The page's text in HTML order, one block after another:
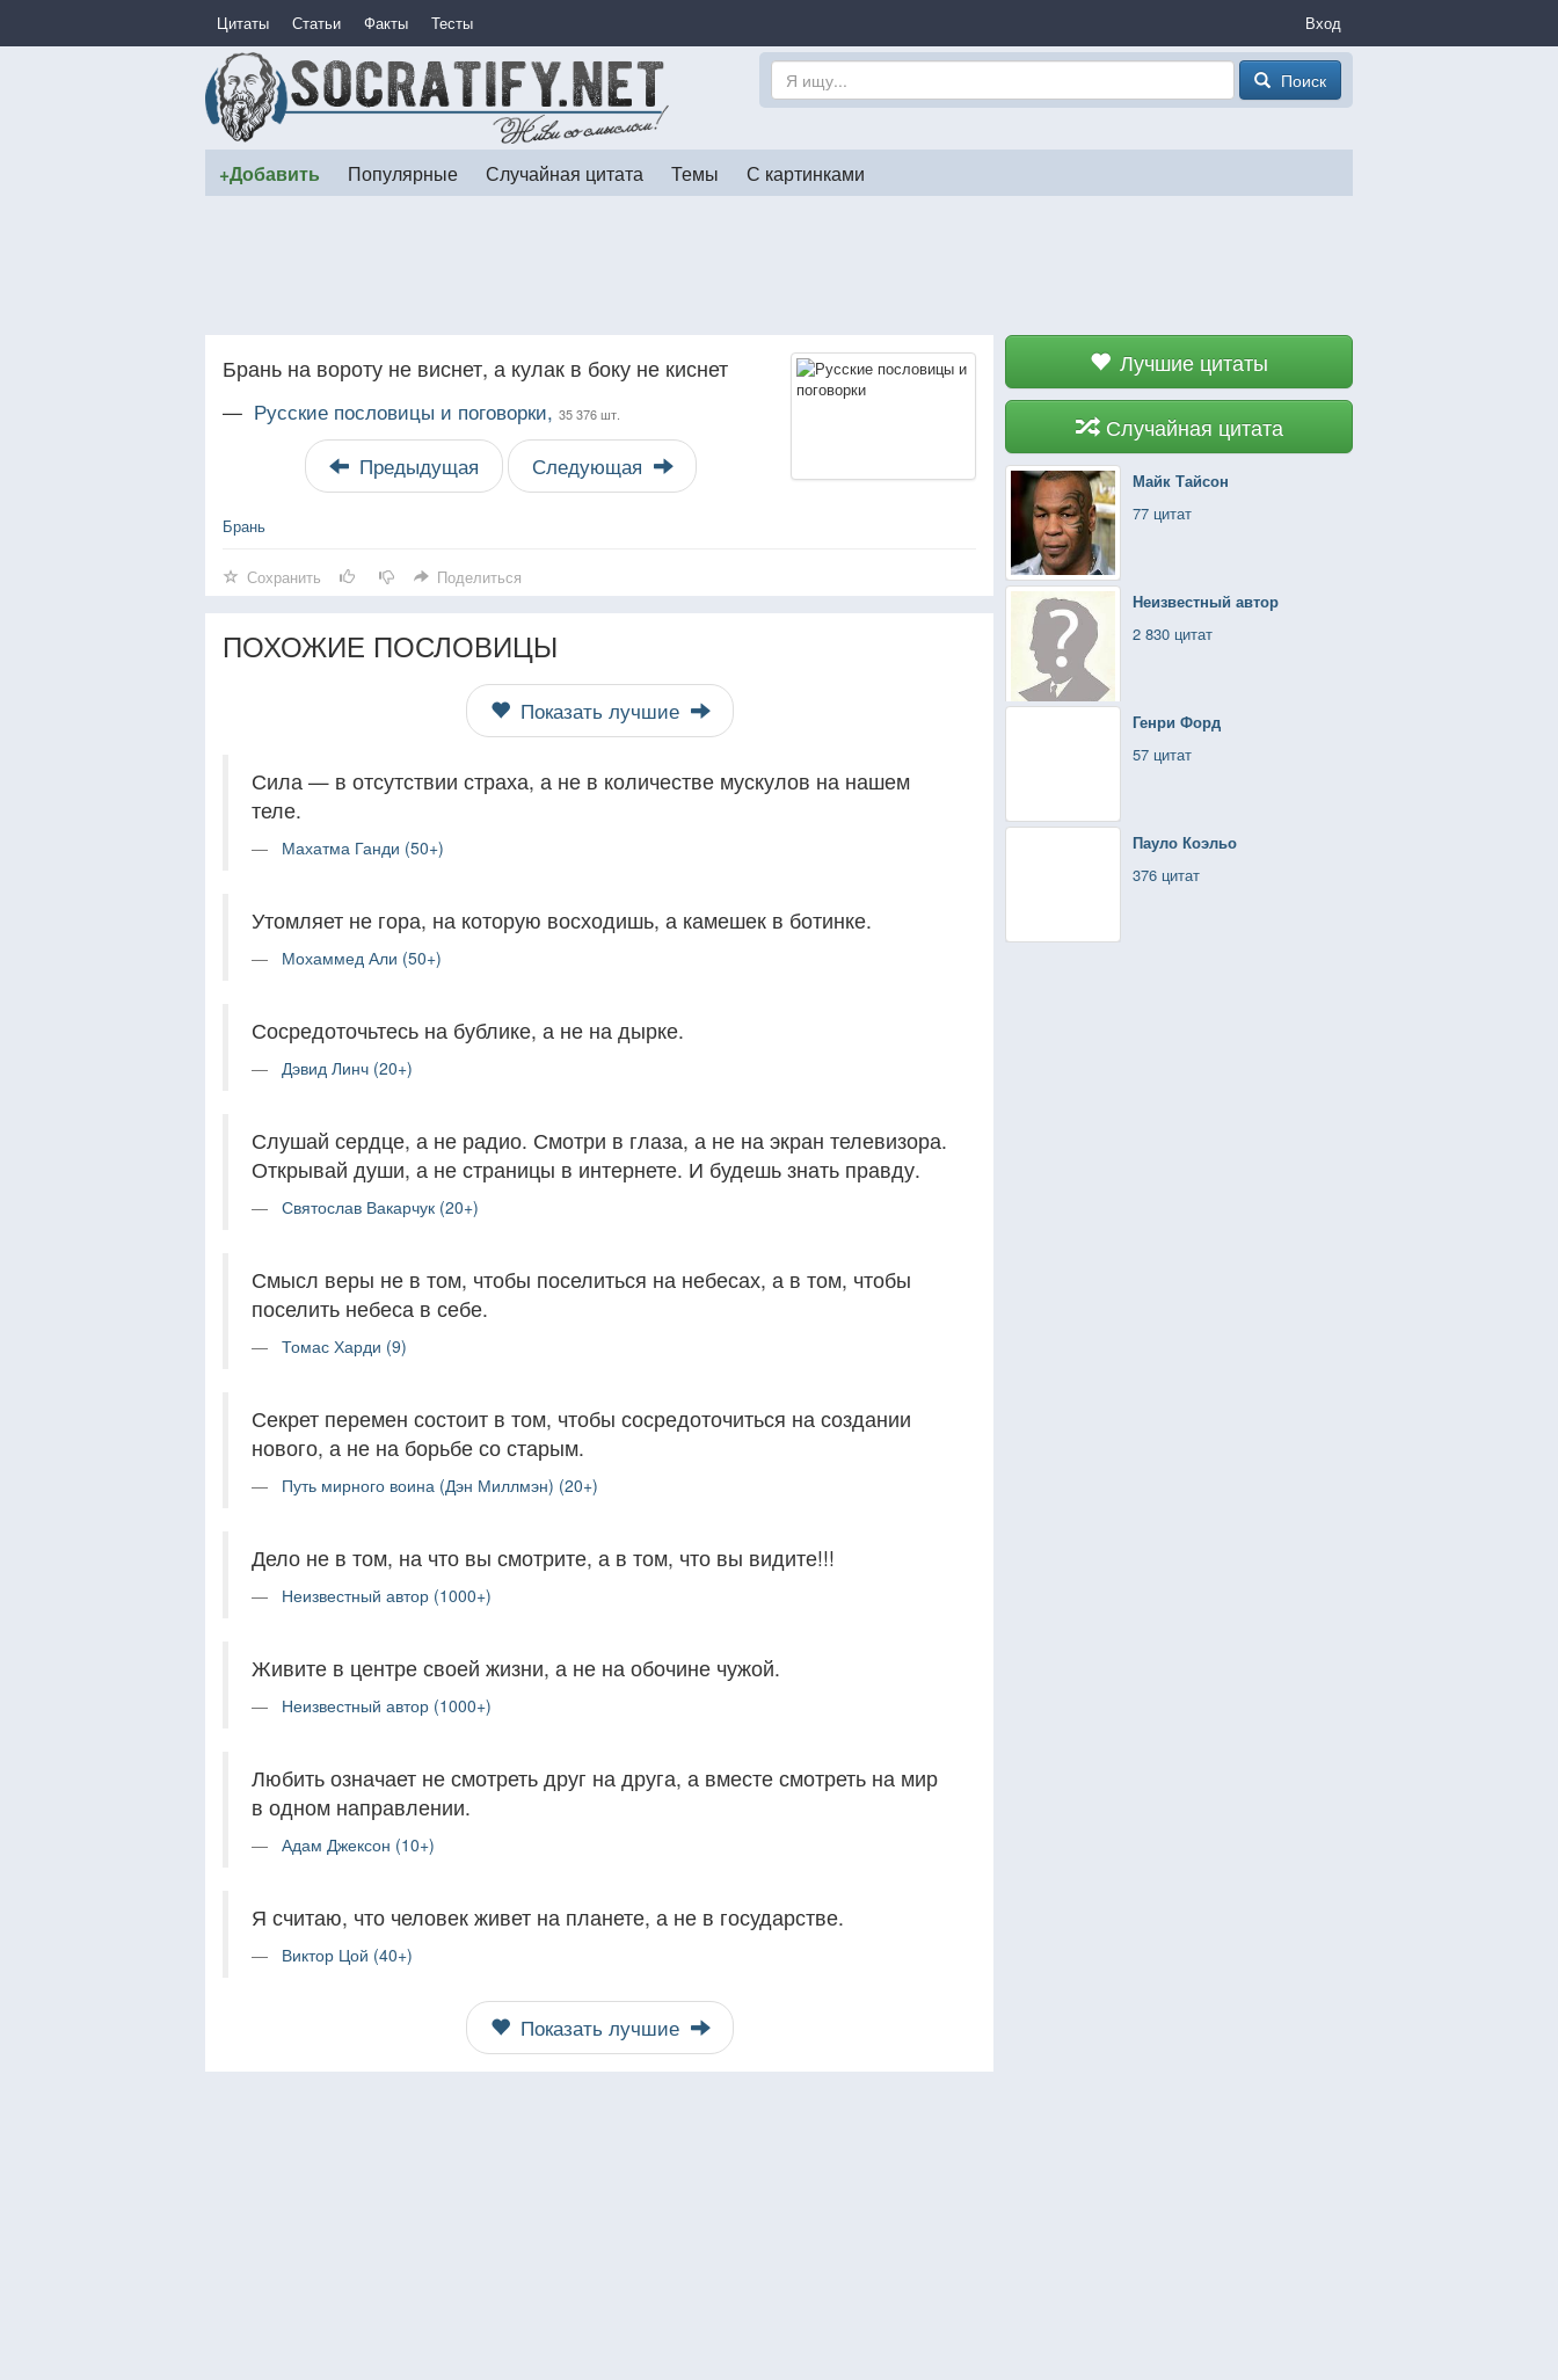
Цитаты Статьи Факты Тесты Вход
Поиск
+Добавить Популярные Случайная цитата Темы С картинками
Лучшие цитаты
Случайная цитата
Майк Тайсон
77 цитат
Неизвестный автор
2 830 цитат
Генри Форд
57 цитат
Пауло Коэльо
376 цитат
Брань на вороту не виснет, а кулак в боку не киснет
— Русские пословицы и поговорки, 35 376 шт.
Предыдущая Следующая
Брань
Сохранить Поделиться
ПОХОЖИЕ ПОСЛОВИЦЫ
Показать лучшие
Сила — в отсутствии страха, а не в количестве мускулов на нашем
теле.
Махатма Ганди (50+)
Утомляет не гора, на которую восходишь, а камешек в ботинке.
Мохаммед Али (50+)
Сосредоточьтесь на бублике, а не на дырке.
Дэвид Линч (20+)
Слушай сердце, а не радио. Смотри в глаза, а не на экран телевизора.
Открывай души, а не страницы в интернете. И будешь знать правду.
Святослав Вакарчук (20+)
Смысл веры не в том, чтобы поселиться на небесах, а в том, чтобы
поселить небеса в себе.
Томас Харди (9)
Секрет перемен состоит в том, чтобы сосредоточиться на создании
нового, а не на борьбе со старым.
Путь мирного воина (Дэн Миллмэн) (20+)
Дело не в том, на что вы смотрите, а в том, что вы видите!!!
Неизвестный автор (1000+)
Живите в центре своей жизни, а не на обочине чужой.
Неизвестный автор (1000+)
Любить означает не смотреть друг на друга, а вместе смотреть на мир
в одном направлении.
Адам Джексон (10+)
Я считаю, что человек живет на планете, а не в государстве.
Виктор Цой (40+)
Показать лучшие